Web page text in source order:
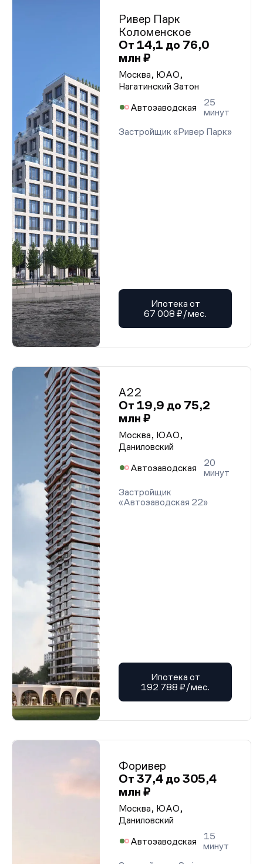
Ривер Парк
Коломенское
От 14,1 до 76,0
млн ₽
Москва, ЮАО,
Нагатинский Затон
Автозаводская
25
минут
Застройщик «Ривер Парк»
Ипотека от
67 008 ₽/мес.
А22
От 19,9 до 75,2
млн ₽
Москва, ЮАО,
Даниловский
Автозаводская
20
минут
Застройщик
«Автозаводская 22»
Ипотека от
192 788 ₽/мес.
Форивер
От 37,4 до 305,4
млн ₽
Москва, ЮАО,
Даниловский
Автозаводская
15
минут